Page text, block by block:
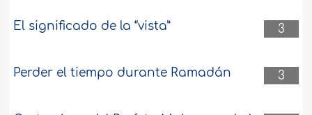
3
El significado de la “vista”
3
Perder el tiempo durante Ramadán